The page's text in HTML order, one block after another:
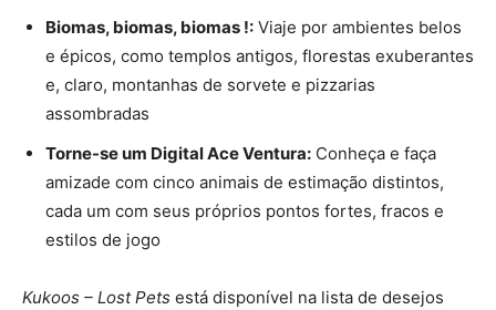
Biomas, biomas, biomas !: Viaje por ambientes belos
e épicos, como templos antigos, florestas exuberantes
e, claro, montanhas de sorvete e pizzarias
assombradas
Torne-se um Digital Ace Ventura: Conheça e faça
amizade com cinco animais de estimação distintos,
cada um com seus próprios pontos fortes, fracos e
estilos de jogo
Kukoos – Lost Pets está disponível na lista de desejos